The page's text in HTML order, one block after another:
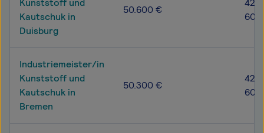
Kunststoff und
Kautschuk in
Duisburg
50.600 €
Industriemeister/in
Kunststoff und
Kautschuk in
Bremen
50.300 €